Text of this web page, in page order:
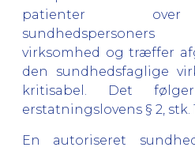
patienter over
sundhedspersoners
virksomhed og træffer
den sundhedsfaglige
kritisabel. Det
erstatningslovens § 2, stk.
En autoriseret